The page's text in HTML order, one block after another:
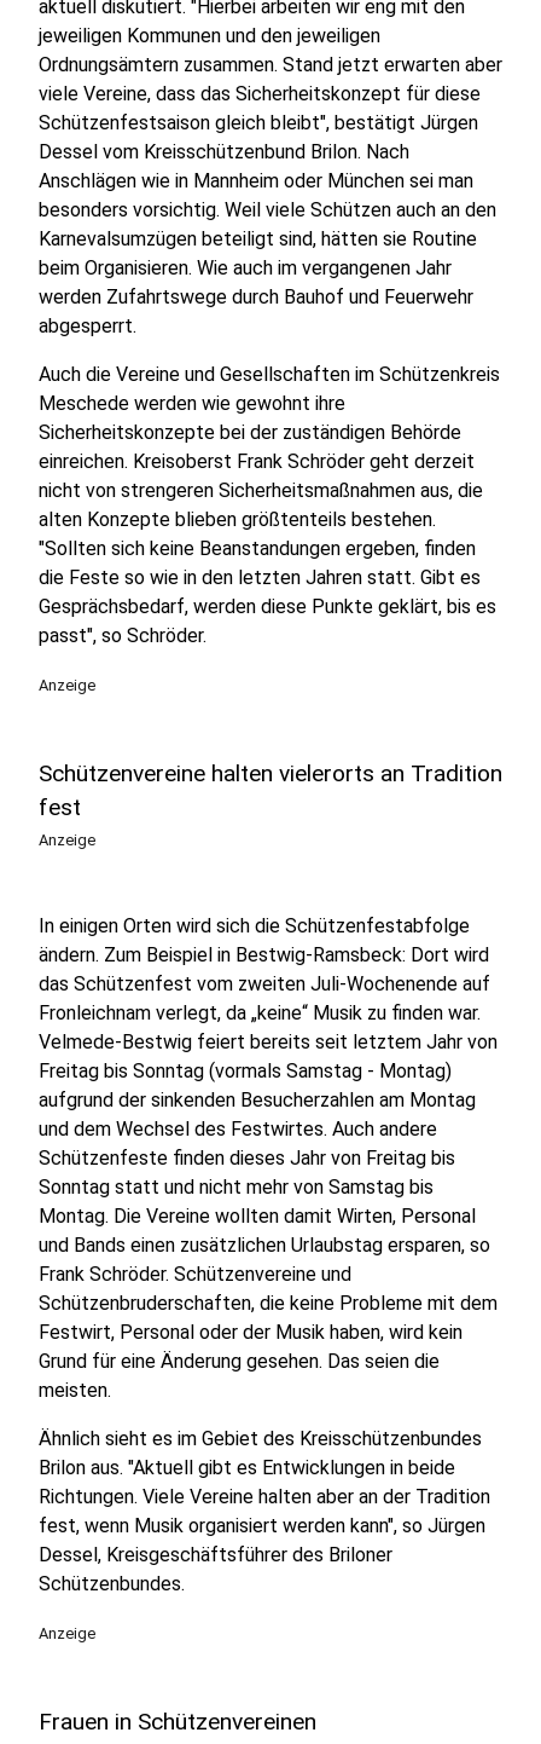
aktuell diskutiert. "Hierbei arbeiten wir eng mit den
jeweiligen Kommunen und den jeweiligen
Ordnungsämtern zusammen. Stand jetzt erwarten aber
viele Vereine, dass das Sicherheitskonzept für diese
Schützenfestsaison gleich bleibt", bestätigt Jürgen
Dessel vom Kreisschützenbund Brilon. Nach
Anschlägen wie in Mannheim oder München sei man
besonders vorsichtig. Weil viele Schützen auch an den
Karnevalsumzügen beteiligt sind, hätten sie Routine
beim Organisieren. Wie auch im vergangenen Jahr
werden Zufahrtswege durch Bauhof und Feuerwehr
abgesperrt.
Auch die Vereine und Gesellschaften im Schützenkreis
Meschede werden wie gewohnt ihre
Sicherheitskonzepte bei der zuständigen Behörde
einreichen. Kreisoberst Frank Schröder geht derzeit
nicht von strengeren Sicherheitsmaßnahmen aus, die
alten Konzepte blieben größtenteils bestehen.
"Sollten sich keine Beanstandungen ergeben, finden
die Feste so wie in den letzten Jahren statt. Gibt es
Gesprächsbedarf, werden diese Punkte geklärt, bis es
passt", so Schröder.
Anzeige
Schützenvereine halten vielerorts an Tradition
fest
Anzeige
In einigen Orten wird sich die Schützenfestabfolge
ändern. Zum Beispiel in Bestwig-Ramsbeck: Dort wird
das Schützenfest vom zweiten Juli-Wochenende auf
Fronleichnam verlegt, da „keine“ Musik zu finden war.
Velmede-Bestwig feiert bereits seit letztem Jahr von
Freitag bis Sonntag (vormals Samstag - Montag)
aufgrund der sinkenden Besucherzahlen am Montag
und dem Wechsel des Festwirtes. Auch andere
Schützenfeste finden dieses Jahr von Freitag bis
Sonntag statt und nicht mehr von Samstag bis
Montag. Die Vereine wollten damit Wirten, Personal
und Bands einen zusätzlichen Urlaubstag ersparen, so
Frank Schröder. Schützenvereine und
Schützenbruderschaften, die keine Probleme mit dem
Festwirt, Personal oder der Musik haben, wird kein
Grund für eine Änderung gesehen. Das seien die
meisten.
Ähnlich sieht es im Gebiet des Kreisschützenbundes
Brilon aus. "Aktuell gibt es Entwicklungen in beide
Richtungen. Viele Vereine halten aber an der Tradition
fest, wenn Musik organisiert werden kann", so Jürgen
Dessel, Kreisgeschäftsführer des Briloner
Schützenbundes.
Anzeige
Frauen in Schützenvereinen